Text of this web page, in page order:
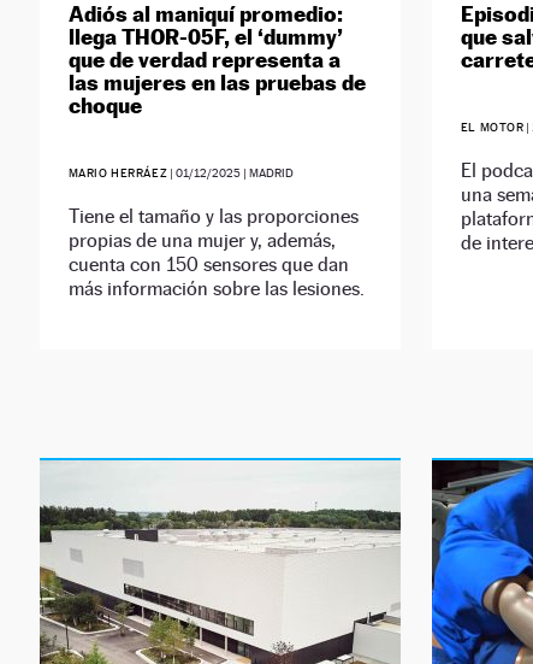
Adiós al maniquí promedio:
llega THOR-05F, el ‘dummy’
que de verdad representa a
las mujeres en las pruebas de
choque
MARIO HERRÁEZ |01/12/2025 | MADRID
Tiene el tamaño y las proporciones
propias de una mujer y, además,
cuenta con 150 sensores que dan
más información sobre las lesiones.
que
EL MOTOR |
El
una
de